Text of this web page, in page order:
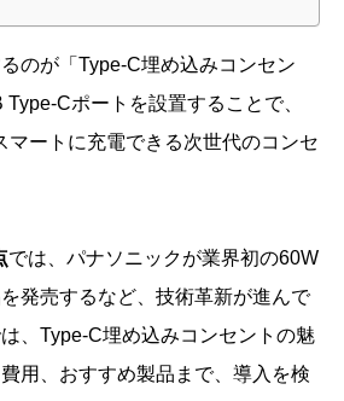
のが「Type-C埋め込みコンセン
Type-Cポートを設置することで、
マートに充電できる次世代のコンセ
では、パナソニックが業界初の60W
発売するなど、技術革新が進んで
、Type-C埋め込みコンセントの魅
用、おすすめ製品まで、導入を検